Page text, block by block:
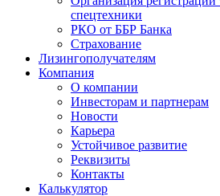
спецтехники
РКО от ББР Банка
Страхование
Лизингополучателям
Компания
О компании
Инвесторам и партнерам
Новости
Карьера
Устойчивое развитие
Реквизиты
Контакты
Калькулятор